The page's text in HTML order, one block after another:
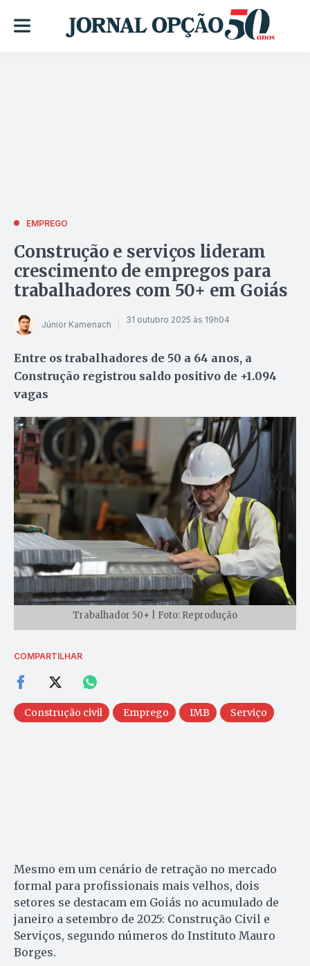
EMPREGO
Construção e serviços lideram
crescimento de empregos para
trabalhadores com 50+ em Goiás
Júnior Kamenach 31 outubro 2025 às 19h04
Entre os trabalhadores de 50 a 64 anos, a
Construção registrou saldo positivo de +1.094
vagas
Trabalhador 50+ | Foto: Reprodução
COMPARTILHAR
Construção civil Emprego IMB Serviço
Mesmo em um cenário de retração no mercado
formal para profissionais mais velhos, dois
setores se destacam em Goiás no acumulado de
janeiro a setembro de 2025: Construção Civil e
Serviços, segundo números do Instituto Mauro
Borges.